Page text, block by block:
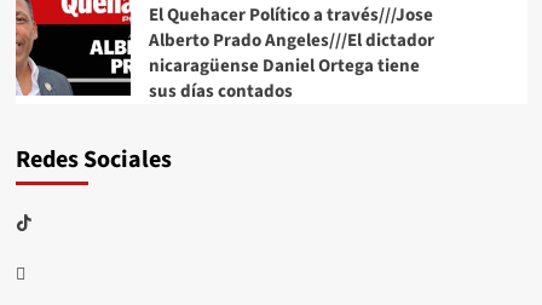
El Quehacer Político a través///Jose
Alberto Prado Angeles///El dictador
nicaragüense Daniel Ortega tiene
sus días contados
Redes Sociales
TikTok
threads